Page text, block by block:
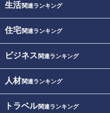
生活関連ランキング
住宅関連ランキング
ビジネス 関連ランキング
人材関連ランキング
トラベル関連ランキング